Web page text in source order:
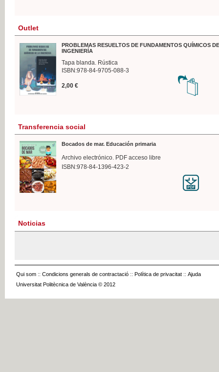
Outlet
PROBLEMAS RESUELTOS DE FUNDAMENTOS QUÍMICOS
INGENIERÍA
Tapa blanda. Rústica
ISBN:978-84-9705-088-3
2,00 €
Transferencia social
Bocados de mar. Educación primaria
Archivo electrónico. PDF acceso libre
ISBN:978-84-1396-423-2
Noticias
Qui som :: Condicions generals de contractació :: Política de privacitat :: Ajuda
Universitat Politècnica de València © 2012